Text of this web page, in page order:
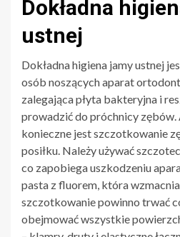
Dokładna
ustnej
Dokładna higiena jamy ustnej
osób noszących aparat
zalegająca płyta bakteryjna i
prowadzić do próchnicy
konieczne jest szczotkowanie
posiłku. Należy używać
co zapobiega uszkodzeniu
pasta z fluorem, która
szczotkowanie powinno trwać
obejmować wszystkie